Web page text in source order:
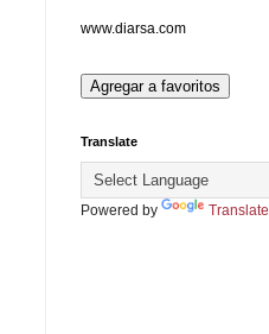
www.diarsa.com
Translate
Powered by Translate